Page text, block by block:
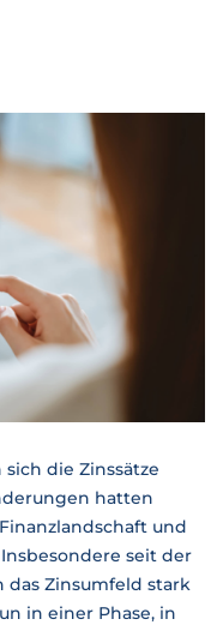
die Zinssätze
hatten
und
seit der
das Zinsumfeld stark
in einer Phase, in